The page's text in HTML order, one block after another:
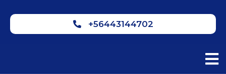
+56443144702